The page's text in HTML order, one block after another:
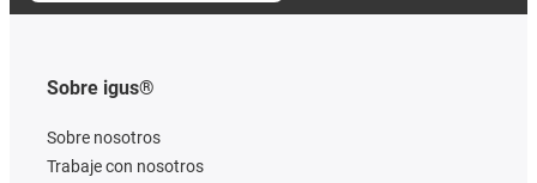
Sobre igus®
Sobre nosotros
Trabaje con nosotros